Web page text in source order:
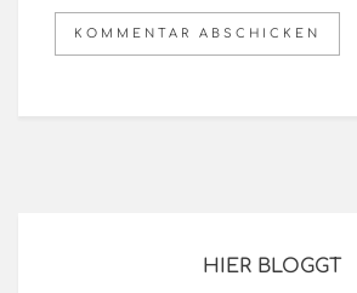
HIER BLOGGT